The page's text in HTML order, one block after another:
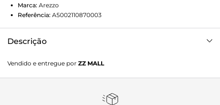
Marca: Arezzo
Referência: A5002110870003
Descrição
Vendido e entregue por ZZ MALL